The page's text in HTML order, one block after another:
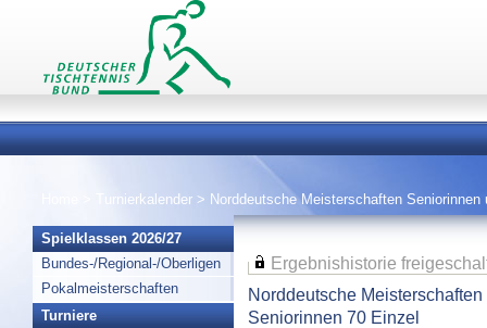
Turnierkalender > Norddeutsche Meisterschaften
Spielklassen 2026/27
Bundes-/Regional-/Oberligen
Pokalmeisterschaften
Turniere
Ergebnishistorie
Norddeutsche
Seniorinnen 70 Einzel